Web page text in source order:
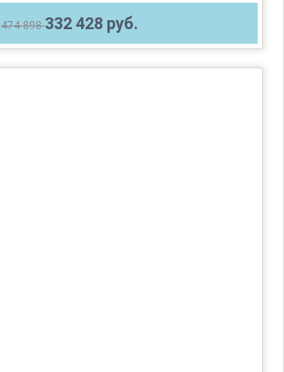
474 898332 428 руб.